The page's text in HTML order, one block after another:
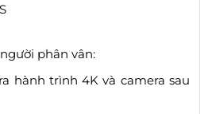
phân vân:
hành trình 4K và camera sau